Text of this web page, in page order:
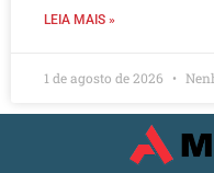
LEIA MAIS »
1 de agosto de 2026